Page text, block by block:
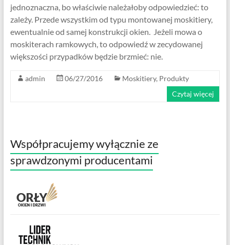
jednoznaczna, bo właściwie należałoby odpowiedzieć: to
zależy. Przede wszystkim od typu montowanej moskitiery,
ewentualnie od samej konstrukcji okien. Jeżeli mowa o
moskiterach ramkowych, to odpowiedź w zecydowanej
większości przypadków będzie brzmieć: nie.
admin 06/27/2016 Moskitiery, Produkty
Czytaj więcej
Współpracujemy wyłącznie ze
sprawdzonymi producentami